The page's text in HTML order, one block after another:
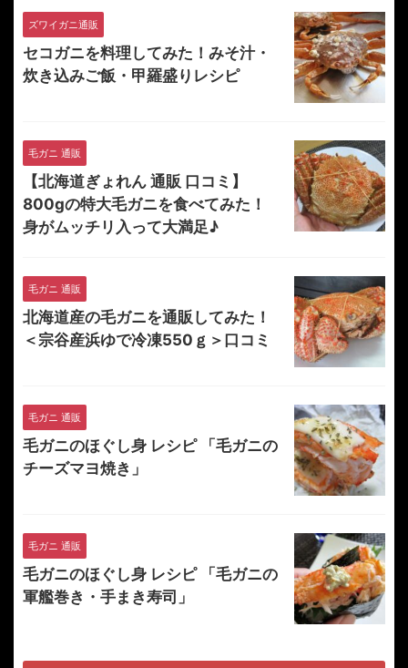
ズワイガニ通販
セコガニを料理してみた！みそ汁・
炊き込みご飯・甲羅盛りレシピ
毛ガニ 通販
【北海道ぎょれん 通販 口コミ】
800gの特大毛ガニを食べてみた！
身がムッチリ入って大満足♪
毛ガニ 通販
北海道産の毛ガニを通販してみた！
＜宗谷産浜ゆで冷凍550ｇ＞口コミ
毛ガニ 通販
毛ガニのほぐし身 レシピ 「毛ガニの
チーズマヨ焼き」
毛ガニ 通販
毛ガニのほぐし身 レシピ 「毛ガニの
軍艦巻き・手まき寿司」